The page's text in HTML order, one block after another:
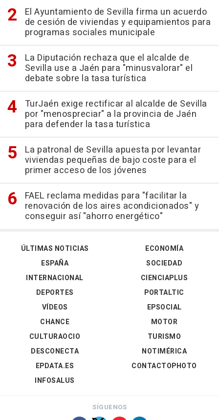
El Ayuntamiento de Sevilla firma un acuerdo
de cesión de viviendas y equipamientos para
programas sociales municipale
La Diputación rechaza que el alcalde de
Sevilla use a Jaén para "minusvalorar" el
debate sobre la tasa turística
TurJaén exige rectificar al alcalde de Sevilla
por "menospreciar" a la provincia de Jaén
para defender la tasa turística
La patronal de Sevilla apuesta por levantar
viviendas pequeñas de bajo coste para el
primer acceso de los jóvenes
FAEL reclama medidas para "facilitar la
renovación de los aires acondicionados" y
conseguir así "ahorro energético"
ÚLTIMAS NOTICIAS
ESPAÑA
INTERNACIONAL
DEPORTES
VÍDEOS
ECONOMÍA
SOCIEDAD
CIENCIAPLUS
PORTALTIC
EPSOCIAL
CHANCE
CULTURAOCIO
DESCONECTA
EPDATA.ES
INFOSALUS
MOTOR
TURISMO
NOTIMÉRICA
CONTACTOPHOTO
SÍGUENOS